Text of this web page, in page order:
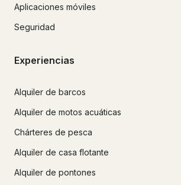
Aplicaciones móviles
Seguridad
Experiencias
Alquiler de barcos
Alquiler de motos acuáticas
Chárteres de pesca
Alquiler de casa flotante
Alquiler de pontones